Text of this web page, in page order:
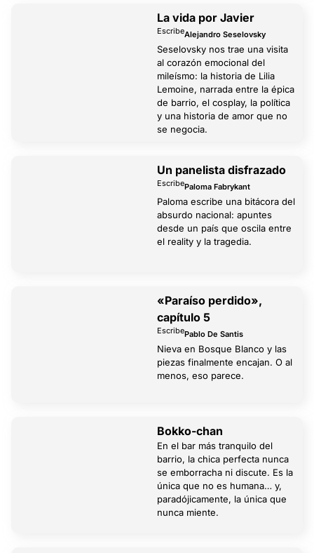
La vida por Javier
EscribeAlejandro Seselovsky
Seselovsky nos trae una visita
al corazón emocional del
mileísmo: la historia de Lilia
Lemoine, narrada entre la épica
de barrio, el cosplay, la política
y una historia de amor que no
se negocia.
Un panelista disfrazado
EscribePaloma Fabrykant
Paloma escribe una bitácora del
absurdo nacional: apuntes
desde un país que oscila entre
el reality y la tragedia.
«Paraíso perdido»,
capítulo 5
EscribePablo De Santis
Nieva en Bosque Blanco y las
piezas finalmente encajan. O al
menos, eso parece.
Bokko-chan
En el bar más tranquilo del
barrio, la chica perfecta nunca
se emborracha ni discute. Es la
única que no es humana… y,
paradójicamente, la única que
nunca miente.